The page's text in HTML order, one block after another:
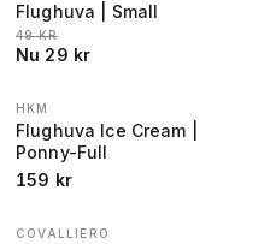
Flughuva | Small
LÄGSTA PRIS 30 DAGAR FÖRE REA
49KR
Nu 29 kr
HKM
Flughuva Ice Cream |
Ponny-Full
159 kr
REA−34 %
COVALLIERO